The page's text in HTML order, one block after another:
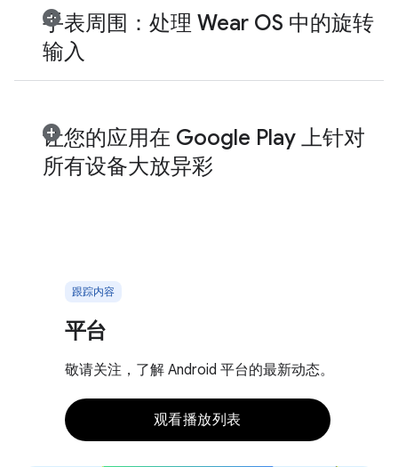
手表周围：处理 Wear OS 中的旋转
输入
让您的应用在 Google Play 上针对
所有设备大放异彩
跟踪内容
平台
敬请关注，了解 Android 平台的最新动态。
观看播放列表